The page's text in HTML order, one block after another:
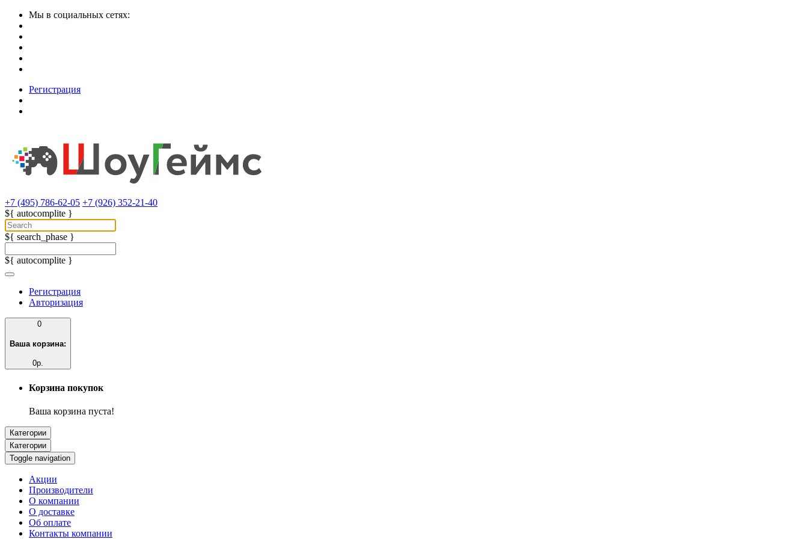
Мы в социальных сетях:
Регистрация
+7 (495) 786-62-05 +7 (926) 352-21-40
${ autocomplite }
${ search_phase }
${ autocomplite }
Регистрация
Авторизация
0
Ваша корзина:
0р.
Корзина покупок
Ваша корзина пуста!
Категории
Категории
Toggle navigation
Акции
Производители
О компании
О доставке
Об оплате
Контакты компании